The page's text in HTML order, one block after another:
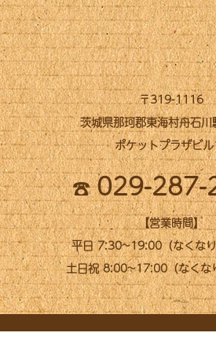
〒319-1116
茨城県那珂郡東海村舟石
ポケットプラザビ
029-287-
【営業時間】
平日 7:30~19:00（なくな
土日祝 8:00~17:00（なくな